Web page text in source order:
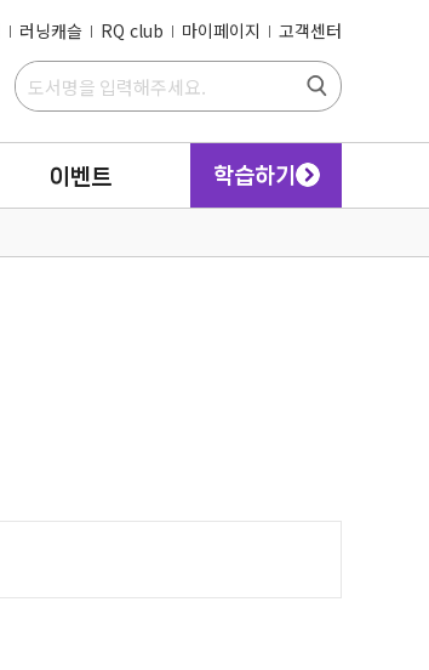
러닝캐슬 RQ club 마이페이지 고객센터
이벤트 학습하기